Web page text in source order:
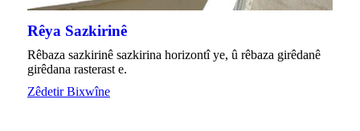
Rêya Sazkirinê
Rêbaza sazkirinê sazkirina horizontî ye, û rêbaza girêdanê
girêdana rasterast e.
Zêdetir Bixwîne